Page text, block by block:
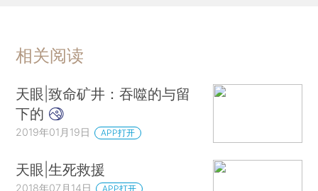
相关阅读
天眼|致命矿井：吞噬的与留
下的
2019年01月19日 APP打开
天眼|生死救援
2018年07月14日 APP打开